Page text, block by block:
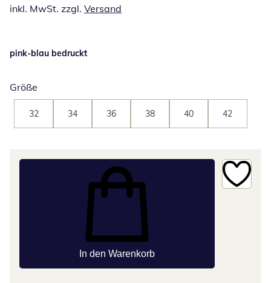
inkl. MwSt. zzgl. Versand
pink-blau bedruckt
Größe
32 34 36 38 40 42
In den Warenkorb